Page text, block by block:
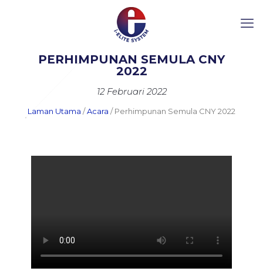
PERHIMPUNAN SEMULA CNY
2022
12 Februari 2022
Laman Utama /Acara / Perhimpunan Semula CNY 2022